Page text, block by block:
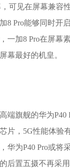
可见在屏幕兼容
8 Pro能够同时开
一加8 Pro在屏幕
幕最好的机皇。
端旗舰的华为P40
片，5G性能体验
华为P40 Pro或将
后置五摄不再采